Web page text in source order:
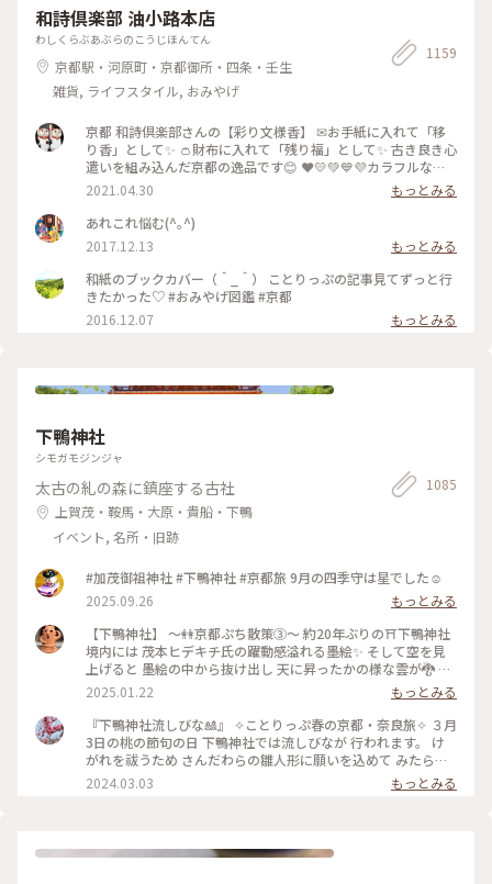
和詩倶楽部 油小路本店
わしくらぶあぶらのこうじほんてん
京都駅・河原町・京都御所・四条・壬生
雑貨, ライフスタイル, おみやげ
1159
京都 和詩倶楽部さんの【彩り文様香】 ✉お手紙に入れて「移
り香」として✨ 👛財布に入れて「残り福」として✨ 古き良き心
遣いを組み込んだ京都の逸品です😊 ❤️💛💚💙💜カラフルな可
愛い「京もの」 持ってるだけで幸せな気持ちになりますよ〜(*
´ᵕ`*) ❁❀✿✾🤍香りは 白檀🤍❁❀✿✾ 伝統文様の説明は写真5
枚目を見てくださいね✨ * 白檀はふくよかで優美さを兼ね備え
高貴な心打つ香りがします(*´˘`*)♡♡♡ 大好きな香りです(｡･
ω･｡)❁。🌼.*･ﾟ .ﾟ･*. * 古代より人の心を捉え 和らげてきた香
り。 お寺にいるような落ち着いた気持ちになります😌 * 今日
で4月も最終日。 過ぎ行く春を名残惜しみ 桜のお香をたきまし
た･:*:･(*´ｴ｀*)･:*:･ 🌸桜だけど 白檀の香りです😆 🐱にゃんこ
のお香立てを見せたかったの〜😜 * 我慢がまんの連休ですが
ども教えていただきました〜😍 Webショップでも買えます
⤵︎ ︎下のスポットから ことりっぷさんの記事がご覧になれます
よ😊 * #花を愉しむ #ことりっぷ京都 #京都 #和紙 #彩り文様香
#包み香 #和詩倶楽部 #わしくらぶ #お土産 #おみやげ #おみや
げ図鑑 #お香 #白檀 #和紙 #こもりっぷ仙台 #カメラ #カメラ初
心者🔰 #fumitubu
2021.04.30
もっとみる
あれこれ悩む(^｡^)
2017.12.13
もっとみる
和紙のブックカバー（＾_＾） ことりっぷの記事見てずっと行
きたかった♡ #おみやげ図鑑 #京都
2016.12.07
もっとみる
下鴨神社
シモガモジンジャ
太古の糺の森に鎮座する古社
上賀茂・鞍馬・大原・貴船・下鴨
イベント, 名所・旧跡
1085
#加茂御祖神社 #下鴨神社 #京都旅 9月の四季守は星でした☺️
2025.09.26
もっとみる
【下鴨神社】 〜👭京都ぷち散策③〜 約20年ぶりの⛩️下鴨神社
境内には 茂本ヒデキチ氏の躍動感溢れる墨絵✨ そして空を見
上げると 墨絵の中から抜け出し 天に昇ったかの様な雲が🐉 パ
ワーを感じ見入ってしまったd-maruでした #ご利益めぐり #
下鴨神社
2025.01.22
もっとみる
『下鴨神社流しびな🎎』 ✧︎ことりっぷ春の京都・奈良旅✧︎ ３月
3日の桃の節句の日 下鴨神社では流しびなが 行われます。 け
がれを祓うため さんだわらの雛人形に願いを込めて みたらし
川にひな人形を流します。 ちょうどこの日下鴨神社を 訪れる
予定だったので なんとか見てみたいと思って 行きましたが、
ことができました🎎😆 平安時代の装束をした お雛様や来賓や
2024.03.03 もっとみる